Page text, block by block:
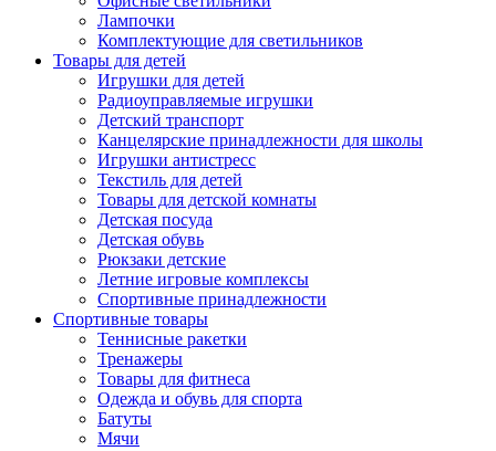
Лампочки
Комплектующие для светильников
Товары для детей
Игрушки для детей
Радиоуправляемые игрушки
Детский транспорт
Канцелярские принадлежности для школы
Игрушки антистресс
Текстиль для детей
Товары для детской комнаты
Детская посуда
Детская обувь
Рюкзаки детские
Летние игровые комплексы
Спортивные принадлежности
Спортивные товары
Теннисные ракетки
Тренажеры
Товары для фитнеса
Одежда и обувь для спорта
Батуты
Мячи